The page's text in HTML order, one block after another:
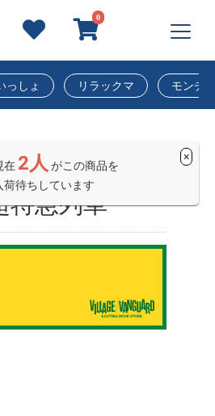
0
っしょ リラックマ モンチ
在 2人 がこの商品を
荷待ちしています
×
特急列車